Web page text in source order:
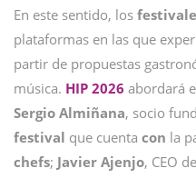
En este sentido, los
plataformas en las que
partir de propuestas
música. HIP 2026 abordará
Sergio Almiñana, socio
festival que cuenta con la
chefs; Javier Ajenjo, CEO de